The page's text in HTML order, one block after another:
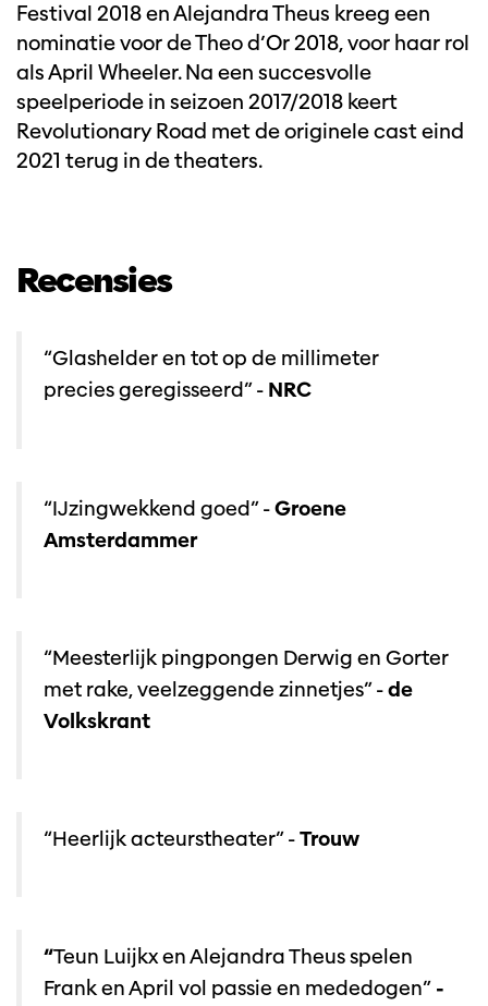
Festival 2018 en Alejandra Theus kreeg een
nominatie voor de Theo d’Or 2018, voor haar rol
als April Wheeler. Na een succesvolle
speelperiode in seizoen 2017/2018 keert
Revolutionary Road met de originele cast eind
2021 terug in de theaters.
Recensies
“Glashelder en tot op de millimeter
precies geregisseerd” - NRC
“IJzingwekkend goed” -Groene
Amsterdammer
“Meesterlijk pingpongen Derwig en Gorter
met rake, veelzeggende zinnetjes” -de
Volkskrant
“Heerlijk acteurstheater” -Trouw
“Teun Luijkx en Alejandra Theus spelen
Frank en April vol passie en mededogen” -